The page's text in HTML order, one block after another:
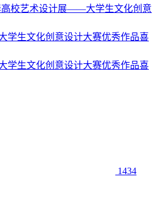
学生文化创意设计大赛优秀作品喜
学生文化创意设计大赛优秀作品喜
1434